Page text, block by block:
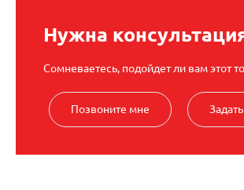
Нужна
Сомневаетесь, подойдет ли вам этот
Позвоните мне